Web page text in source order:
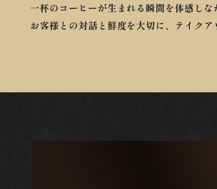
一杯のコーヒーが生まれる瞬間を体感し
お客様との対話と鮮度を大切に、テイク